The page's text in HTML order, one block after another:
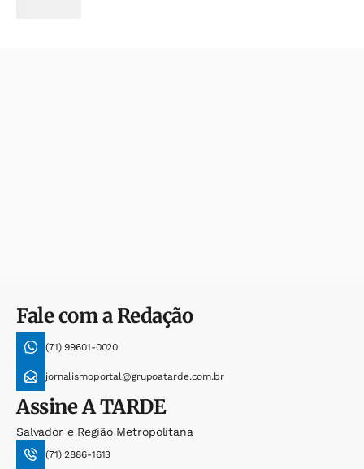
Fale com a Redação
(71) 99601-0020
jornalismoportal@grupoatarde.com.br
AssineA TARDE
Salvador e Região Metropolitana
(71) 2886-1613